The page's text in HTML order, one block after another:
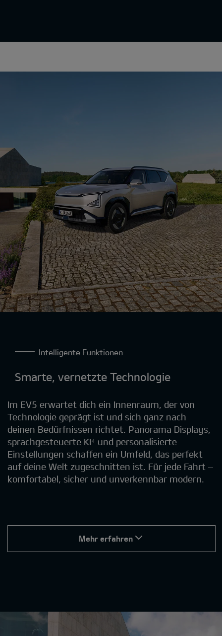
Intelligente Funktionen
Smarte, vernetzte Technologie
Im EV5 erwartet dich ein Innenraum, der von
Technologie geprägt ist und sich ganz nach
deinen Bedürfnissen richtet. Panorama Displays,
sprachgesteuerte KI⁴ und personalisierte
Einstellungen schaffen ein Umfeld, das perfekt
auf deine Welt zugeschnitten ist. Für jede Fahrt –
komfortabel, sicher und unverkennbar modern.
Mehr erfahren